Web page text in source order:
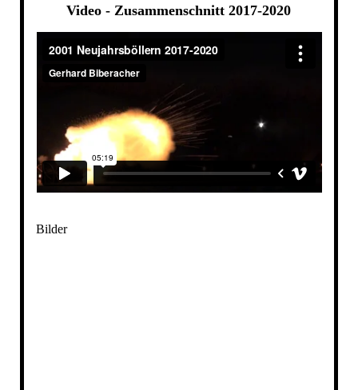
Video - Zusammenschnitt 2017-2020
Bilder